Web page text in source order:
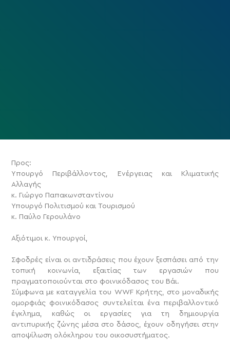
Προς:
Yπουργό Περιβάλλοντος, Ενέργειας και Κλιματικής
Αλλαγής
κ. Γιώργο Παπακωνσταντίνου
Υπουργό Πολιτισμού και Τουρισμού
κ. Παύλο Γερουλάνο
Αξιότιμοι κ. Υπουργοί,
Σφοδρές είναι οι αντιδράσεις που έχουν ξεσπάσει από την
τοπική κοινωνία, εξαιτίας των εργασιών που
πραγματοποιούνται στο φοινικόδασος του Βάι.
Σύμφωνα με καταγγελία του WWF Κρήτης, στο μοναδικής
ομορφιάς φοινικόδασος συντελείται ένα περιβαλλοντικό
έγκλημα, καθώς οι εργασίες για τη δημιουργία
αντιπυρικής ζώνης μέσα στο δάσος, έχουν οδηγήσει στην
αποψίλωση ολόκληρου του οικοσυστήματος.